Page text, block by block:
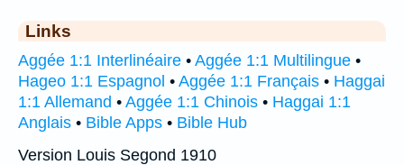
Links
Aggée 1:1 Interlinéaire • Aggée 1:1 Multilingue •
Hageo 1:1 Espagnol • Aggée 1:1 Français • Haggai
1:1 Allemand • Aggée 1:1 Chinois • Haggai 1:1
Anglais • Bible Apps • Bible Hub
Version Louis Segond 1910